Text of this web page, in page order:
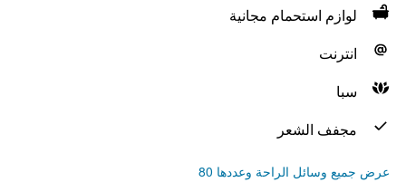
لوازم استحمام مجانية
انترنت
سبا
مجفف الشعر
عرض جميع وسائل الراحة وعددها 80